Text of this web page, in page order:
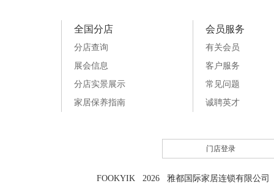
全国分店
分店查询
展会信息
分店实景展示
家居保养指南
会员服务
有关会员
客户服务
常见问题
诚聘英才
门店登录
FOOKYIK 2026 雅都国际家居连锁有限公司